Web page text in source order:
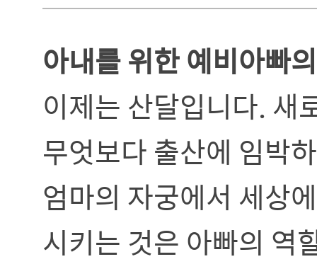
아내를 위한 예비아빠
이제는 산달입니다. 새
무엇보다 출산에 임박
엄마의 자궁에서 세상
시키는 것은 아빠의 역